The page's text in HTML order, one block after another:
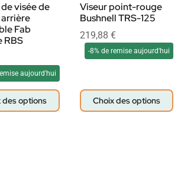
visée de
Fab
RBS
aujourd'hui
des options
Viseur point-rouge
Bushnell TRS-125
219,88 €
-8% de remise aujourd'hui
Choix des options